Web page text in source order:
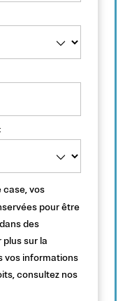
case, vos
pour être
des
sur la
vos informations
consultez nos